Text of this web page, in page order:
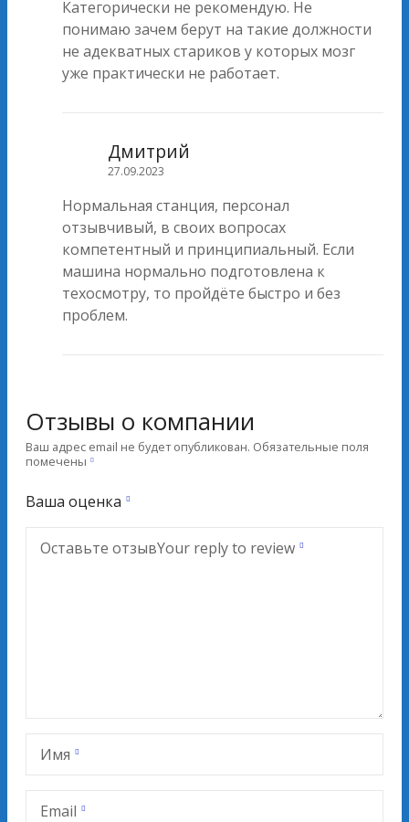
Категорически не рекомендую. Не
понимаю зачем берут на такие должности
не адекватных стариков у которых мозг
уже практически не работает.
Дмитрий
27.09.2023
Нормальная станция, персонал
отзывчивый, в своих вопросах
компетентный и принципиальный. Если
машина нормально подготовлена к
техосмотру, то пройдёте быстро и без
проблем.
Отзывы о компании
Ваш адрес email не будет опубликован. Обязательные поля
помечены
Ваша оценка
Оставьте отзывYour reply to review
Имя
Email